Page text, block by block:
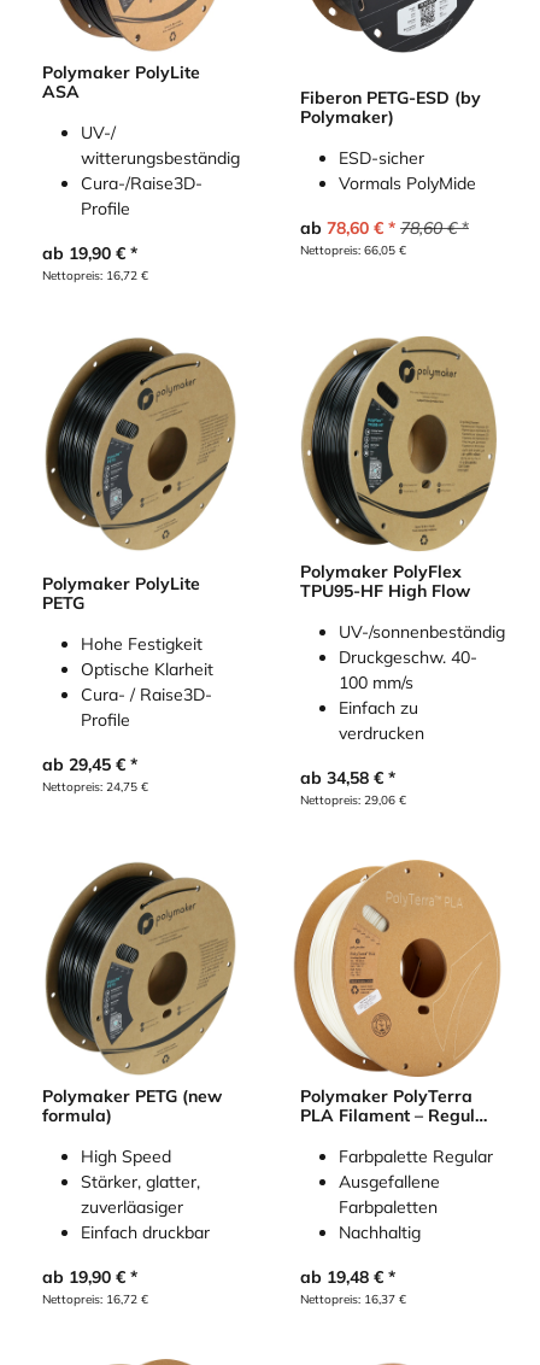
Polymaker PolyLite
ASA
UV-/
witterungsbeständig
Cura-/Raise3D-
Profile
ab 19,90 €
Nettopreis: 16,72 €
Fiberon PETG-ESD (by
Polymaker)
ESD-sicher
Vormals PolyMide
ab 78,60€ 78,60€
Nettopreis: 66,05€
Polymaker PolyLite
PETG
Hohe Festigkeit
Optische Klarheit
Cura- / Raise3D-
Profile
ab 29,45 €
Nettopreis: 24,75 €
Polymaker PolyFlex
TPU95-HF High Flow
UV-/sonnenbeständig
Druckgeschw. 40-
100 mm/s
Einfach zu
verdrucken
ab 34,58€
Nettopreis: 29,06€
Polymaker PETG (new
formula)
High Speed
Stärker, glatter,
zuverläasiger
Einfach druckbar
ab 19,90 €
Nettopreis: 16,72 €
Polymaker PolyTerra
PLA Filament – Regular
Farbpalette Regular
Ausgefallene
Farbpaletten
Nachhaltig
ab 19,48€
Nettopreis: 16,37€